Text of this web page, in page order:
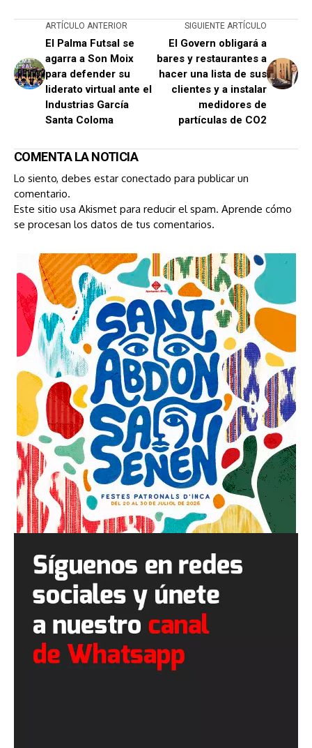
ARTÍCULO ANTERIOR
El Palma Futsal se
agarra a Son Moix
para defender su
liderato virtual ante el
Industrias García
Santa Coloma
SIGUIENTE ARTÍCULO
El Govern obligará a
bares y restaurantes a
hacer una lista de sus
clientes y a instalar
medidores de
partículas de CO2
COMENTA LA NOTICIA
Lo siento, debes estar conectado para publicar un
comentario.
Este sitio usa Akismet para reducir el spam. Aprende cómo
se procesan los datos de tus comentarios.